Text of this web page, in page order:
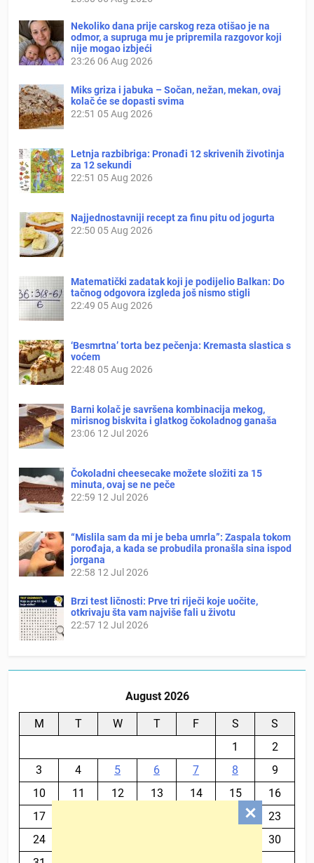
Nekoliko dana prije carskog reza otišao je na
odmor, a supruga mu je pripremila razgovor koji
nije mogao izbjeći
23:26 06 Aug 2026
Miks griza i jabuka – Sočan, nežan, mekan, ovaj
kolač će se dopasti svima
22:51 05 Aug 2026
Letnja razbibriga: Pronađi 12 skrivenih životinja
za 12 sekundi
22:51 05 Aug 2026
Najjednostavniji recept za finu pitu od jogurta
22:50 05 Aug 2026
Matematički zadatak koji je podijelio Balkan: Do
tačnog odgovora izgleda još nismo stigli
22:49 05 Aug 2026
‘Besmrtna’ torta bez pečenja: Kremasta slastica s
voćem
22:48 05 Aug 2026
Barni kolač je savršena kombinacija mekog,
mirisnog biskvita i glatkog čokoladnog ganaša
23:06 12 Jul 2026
Čokoladni cheesecake možete složiti za 15
minuta, ovaj se ne peče
22:59 12 Jul 2026
“Mislila sam da mi je beba umrla”: Zaspala tokom
porođaja, a kada se probudila pronašla sina ispod
jorgana
22:58 12 Jul 2026
Brzi test ličnosti: Prve tri riječi koje uočite,
otkrivaju šta vam najviše fali u životu
22:57 12 Jul 2026
August 2026
M T W T F S
S
1
2
3
4 5 6 7 8
9
10
11 12 13 14 15
16
17
23
24
30